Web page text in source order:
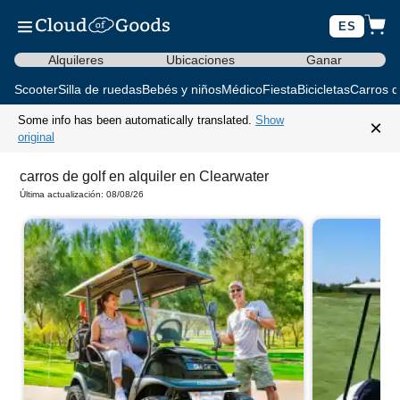
ES
Alquileres Ubicaciones Ganar
ScooterSilla de ruedasBebés y niñosMédicoFiestaBicicletasCarros
Some info has been automatically translated. Show
original
×
carros de golf en alquiler en Clearwater
Última actualización: 08/08/26